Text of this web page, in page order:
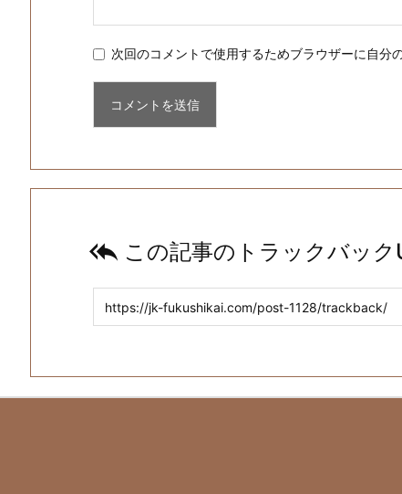
次回のコメントで使用するためブラウザーに自分
 この記事のトラックバック